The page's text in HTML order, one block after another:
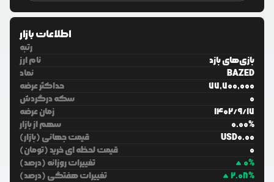
اطلاعات بازار
رتبه
نام ارز
بازی‌های بازد
نماد
BAZED
حداکثر عرضه
77,700,000
سکه درگردش
0
زمان عرضه
1402/9/17
سهم از بازار
0.00%
قیمت جهانی (بازار)
USD0.00
قیمت لحظه ای خرید (تومان)
0
تغییرات روزانه (درصد)
0%
تغییرات هفتگی (درصد)
2.08%